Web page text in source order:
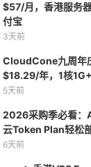
$57/月，香港服务
付宝
3天前
CloudCone九周年
$18.29/年，1核
5天前
2026采购季必看：
云Token Plan轻松
6天前